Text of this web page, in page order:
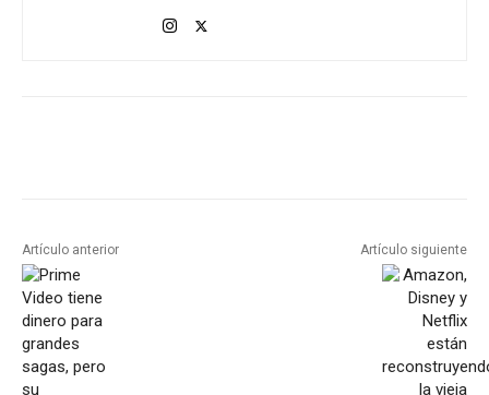
Artículo anterior Artículo siguiente